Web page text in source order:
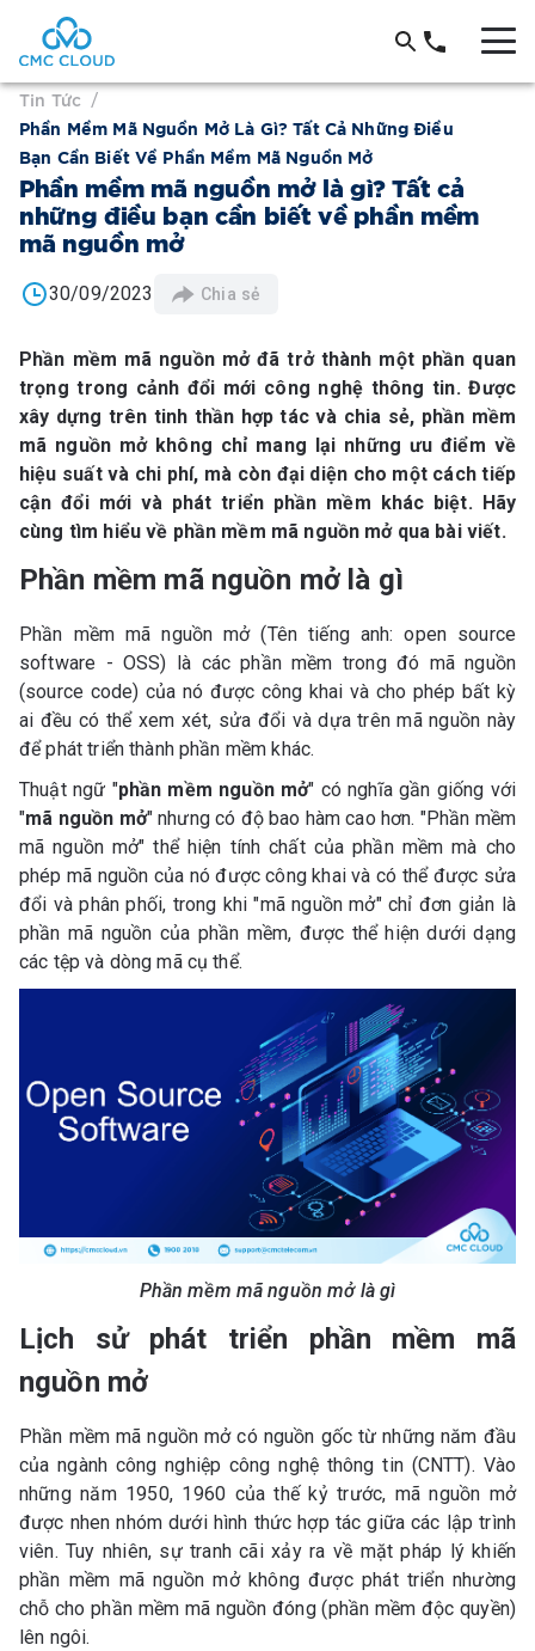
Tin Tức /
Phần Mềm Mã Nguồn Mở Là Gì? Tất Cả Những Điều
Bạn Cần Biết Về Phần Mềm Mã Nguồn Mở
Phần mềm mã nguồn mở là gì? Tất cả
những điều bạn cần biết về phần mềm
mã nguồn mở
30/09/2023 Chia sẻ
Phần mềm mã nguồn mở đã trở thành một phần quan
trọng trong cảnh đổi mới công nghệ thông tin. Được
xây dựng trên tinh thần hợp tác và chia sẻ, phần mềm
mã nguồn mở không chỉ mang lại những ưu điểm về
hiệu suất và chi phí, mà còn đại diện cho một cách tiếp
cận đổi mới và phát triển phần mềm khác biệt. Hãy
cùng tìm hiểu về phần mềm mã nguồn mở qua bài viết.
Phần mềm mã nguồn mở là gì
Phần mềm mã nguồn mở (Tên tiếng anh: open source
software - OSS) là các phần mềm trong đó mã nguồn
(source code) của nó được công khai và cho phép bất kỳ
ai đều có thể xem xét, sửa đổi và dựa trên mã nguồn này
để phát triển thành phần mềm khác.
Thuật ngữ "phần mềm nguồn mở" có nghĩa gần giống với
"mã nguồn mở" nhưng có độ bao hàm cao hơn. "Phần mềm
mã nguồn mở" thể hiện tính chất của phần mềm mà cho
phép mã nguồn của nó được công khai và có thể được sửa
đổi và phân phối, trong khi "mã nguồn mở" chỉ đơn giản là
phần mã nguồn của phần mềm, được thể hiện dưới dạng
các tệp và dòng mã cụ thể.
Phần mềm mã nguồn mở là gì
Lịch sử phát triển phần mềm mã
nguồn mở
Phần mềm mã nguồn mở có nguồn gốc từ những năm đầu
của ngành công nghiệp công nghệ thông tin (CNTT). Vào
những năm 1950, 1960 của thế kỷ trước, mã nguồn mở
được nhen nhóm dưới hình thức hợp tác giữa các lập trình
viên. Tuy nhiên, sự tranh cãi xảy ra về mặt pháp lý khiến
phần mềm mã nguồn mở không được phát triển nhường
chỗ cho phần mềm mã nguồn đóng (phần mềm độc quyền)
lên ngôi.